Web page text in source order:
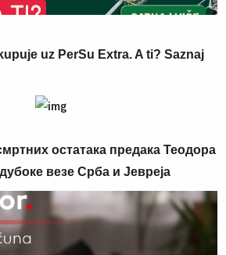
uz PerSu Extra. A ti? Saznaj
остатака предака Теодора
везе Срба и Јевреја